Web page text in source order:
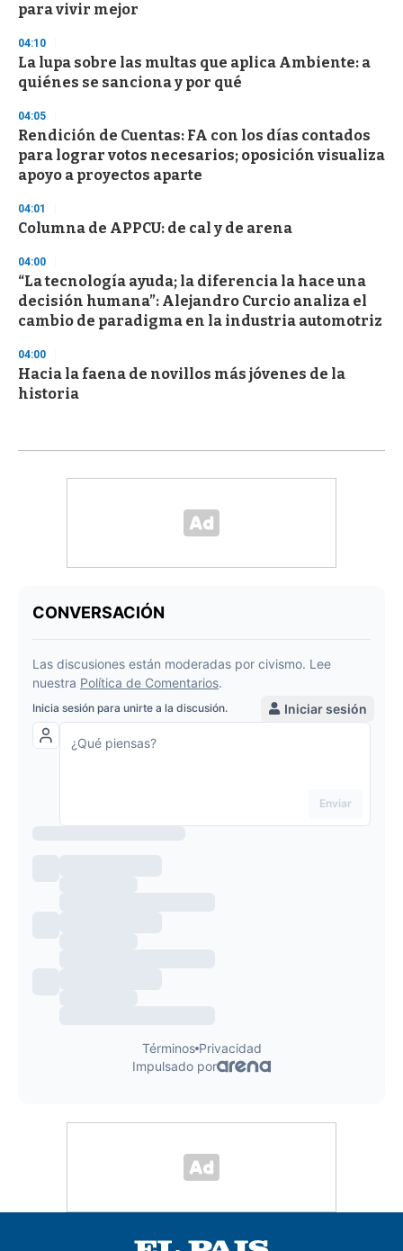
para vivir mejor
04:10
La lupa sobre las multas que aplica Ambiente: a
quiénes se sanciona y por qué
04:05
Rendición de Cuentas: FA con los días contados
para lograr votos necesarios; oposición visualiza
apoyo a proyectos aparte
04:01
Columna de APPCU: de cal y de arena
04:00
“La tecnología ayuda; la diferencia la hace una
decisión humana”: Alejandro Curcio analiza el
cambio de paradigma en la industria automotriz
04:00
Hacia la faena de novillos más jóvenes de la
historia